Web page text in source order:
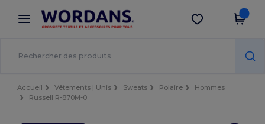
× Appli Wordans
Meilleurs prix sur l’app !
Obtenir l'appli
Accueil Vêtements | Unis Sweats Polaire
Hommes
Russell R-870M-0